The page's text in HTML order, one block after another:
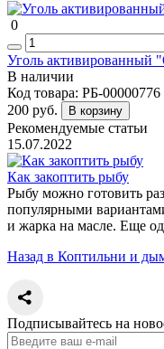
0
Уголь активированный
В наличии
Код товара: РБ-00000776
200 руб.
В корзину
Рекомендуемые статьи
15.07.2022
Как закоптить рыбу
Рыбу можно готовить
популярными
и жарка на масле. Еще
Назад в Коптильни и
Подписывайтесь на